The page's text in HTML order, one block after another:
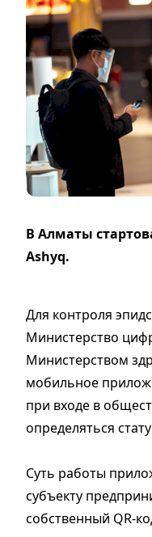
В Алматы
Ashyq.
Для контроля
Министерство
Министерством
мобильное
при входе в
определяться
Суть работы
субъекту
собственный QR-